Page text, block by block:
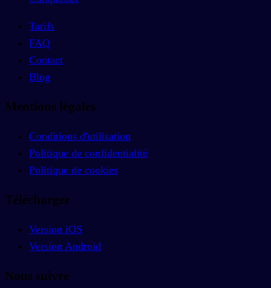
Tarifs
FAQ
Contact
Blog
Mentions légales
Conditions d'utilisation
Politique de confidentialité
Politique de cookies
Télécharger
Version iOS
Version Android
Nous suivre